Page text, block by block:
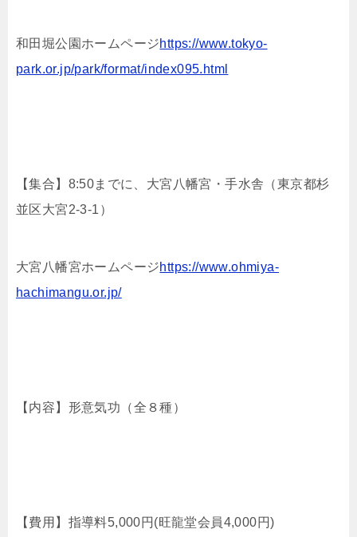
和田堀公園ホームページhttps://www.tokyo-
park.or.jp/park/format/index095.html
【集合】8:50までに、大宮八幡宮・手水舎（東京都杉
並区大宮2-3-1）
大宮八幡宮ホームページhttps://www.ohmiya-
hachimangu.or.jp/
【内容】形意気功（全８種）
【費用】指導料5,000円(旺龍堂会員4,000円)